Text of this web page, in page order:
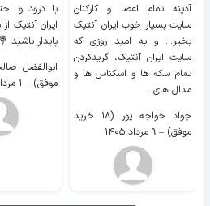
آدینه تمام اعضا و کارکنان
سایت بسیار خوب ايران آنتیک
بخیر... و به امید روزی که
سایت ايران آنتیک، گریدکردن
تمام سکه ها و اسکناس ها و
مدال های...
جواد خواجه پور (۱۸ خرید
موفق) – ۹ مرداد ۱۴۰۵
با درود و
ایران آنتیک
پایدار باشید 💐
موفق) – ۱ مرداد ۱۴۰۵